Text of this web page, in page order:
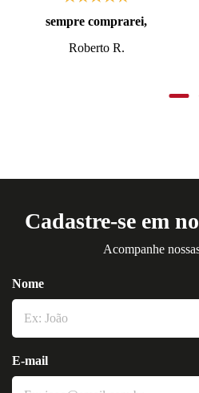
sempre comprarei,
Roberto R.
Cadastre-se em
Acompanhe
Nome
E-mail